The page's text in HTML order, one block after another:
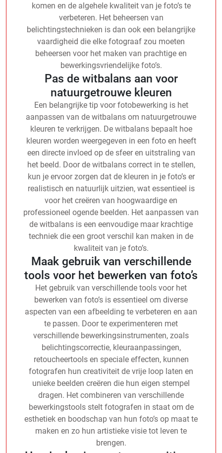
komen en de algehele kwaliteit van je foto’s te
verbeteren. Het beheersen van
belichtingstechnieken is dan ook een belangrijke
vaardigheid die elke fotograaf zou moeten
beheersen voor het maken van prachtige en
bewerkingsvriendelijke foto’s.
Pas de witbalans aan voor
natuurgetrouwe kleuren
Een belangrijke tip voor fotobewerking is het
aanpassen van de witbalans om natuurgetrouwe
kleuren te verkrijgen. De witbalans bepaalt hoe
kleuren worden weergegeven in een foto en heeft
een directe invloed op de sfeer en uitstraling van
het beeld. Door de witbalans correct in te stellen,
kun je ervoor zorgen dat de kleuren in je foto’s er
realistisch en natuurlijk uitzien, wat essentieel is
voor het creëren van hoogwaardige en
professioneel ogende beelden. Het aanpassen van
de witbalans is een eenvoudige maar krachtige
techniek die een groot verschil kan maken in de
kwaliteit van je foto’s.
Maak gebruik van verschillende
tools voor het bewerken van foto’s
Het gebruik van verschillende tools voor het
bewerken van foto’s is essentieel om diverse
aspecten van een afbeelding te verbeteren en aan
te passen. Door te experimenteren met
verschillende bewerkingsinstrumenten, zoals
belichtingscorrectie, kleuraanpassingen,
retoucheertools en speciale effecten, kunnen
fotografen hun creativiteit de vrije loop laten en
unieke beelden creëren die hun eigen stempel
dragen. Het combineren van verschillende
bewerkingstools stelt fotografen in staat om de
esthetiek en boodschap van hun foto’s op maat te
maken en zo hun artistieke visie tot leven te
brengen.